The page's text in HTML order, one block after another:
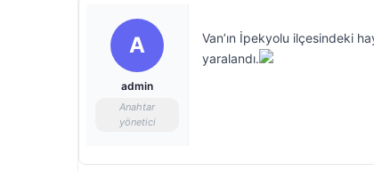
A
admin
Anahtar
yönetici
Van’ın İpekyolu ilçesindeki
yaralandı.